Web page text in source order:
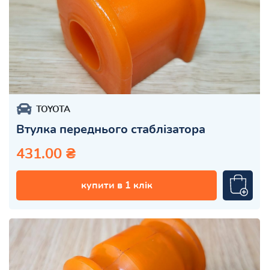
TOYOTA
Втулка переднього стаблізатора
431.00 ₴
купити в 1 клік